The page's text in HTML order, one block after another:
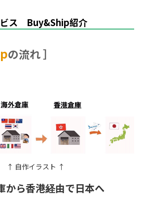
ビス Buy&Ship紹介
の流れ ］
↑ 自作イラスト ↑
から香港経由で日本へ